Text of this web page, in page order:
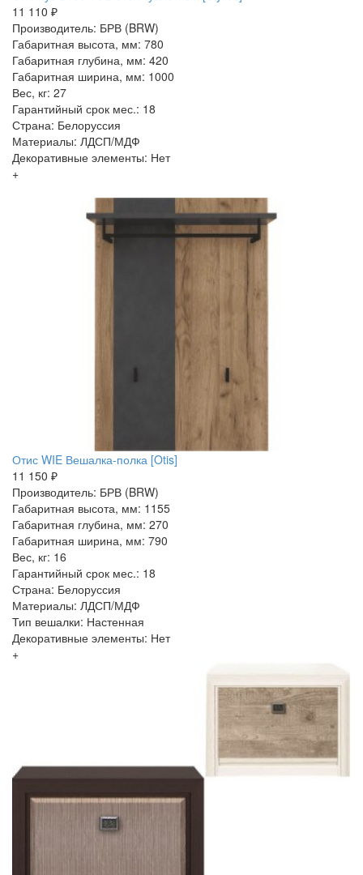
11 110 ₽
Производитель: БРВ (BRW)
Габаритная высота, мм: 780
Габаритная глубина, мм: 420
Габаритная ширина, мм: 1000
Вес, кг: 27
Гарантийный срок мес.: 18
Страна: Белоруссия
Материалы: ЛДСП/МДФ
Декоративные элементы: Нет
+
Отис WIE Вешалка-полка [Otis]
11 150 ₽
Производитель: БРВ (BRW)
Габаритная высота, мм: 1155
Габаритная глубина, мм: 270
Габаритная ширина, мм: 790
Вес, кг: 16
Гарантийный срок мес.: 18
Страна: Белоруссия
Материалы: ЛДСП/МДФ
Тип вешалки: Настенная
Декоративные элементы: Нет
+